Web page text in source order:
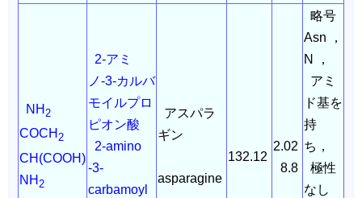
NH 2
COCH 2
CH(COOH)
NH 2
2-アミ
ノ-3-カルバ
モイルプロ
ピオン酸
2-amino
-3-
carbamoyl
アスパラ
ギン
asparagine
132.12
2.02
8.8
略号
Asn ，
N ，
アミ
ド基を
持
ち，
極性
なし